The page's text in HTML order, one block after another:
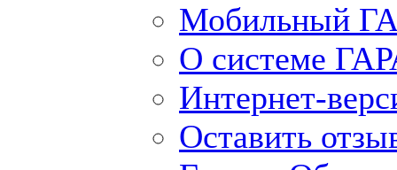
Мобильный
О системе
Интернет-
Оставить